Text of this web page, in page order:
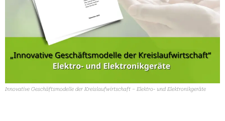
Innovative Geschäftsmodelle der Kreislaufwirtschaft – Elektro- und Elektronikgeräte